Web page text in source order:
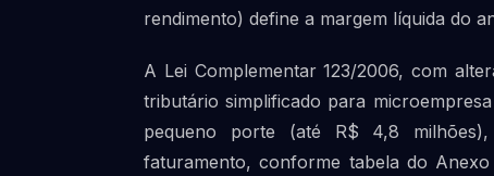
rendimento) define a margem líquida do
A Lei Complementar 123/2006, com
tributário simplificado para
pequeno porte (até R$ 4,8
faturamento, conforme tabela do